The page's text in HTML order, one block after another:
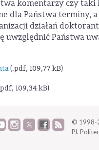
komentarzy czy
dla Państwa terminy,
działań
uwzględnić Państwa
(.pdf, 109,77 kB)
109,34 kB)
© 1998-
Pl.